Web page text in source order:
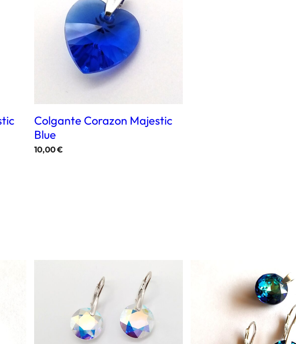
Colgante Corazon Majestic
Blue
10,00€